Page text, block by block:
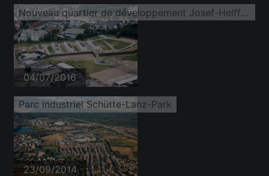
Nouveau quartier de développement Josef-Helffrich-Straße
04/07/2016
Parc industriel Schütte-Lanz-Park
23/09/2014